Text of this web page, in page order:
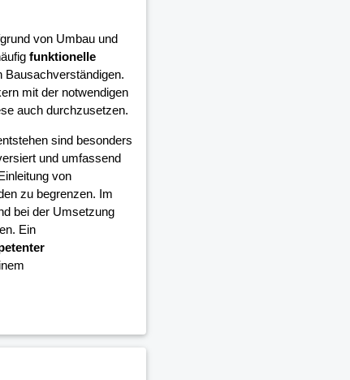
von Umbau und
funktionelle
Bausachverständigen.
mit der notwendigen
auch durchzusetzen.
sind besonders
und umfassend
von
zu begrenzen. Im
bei der Umsetzung
Ein